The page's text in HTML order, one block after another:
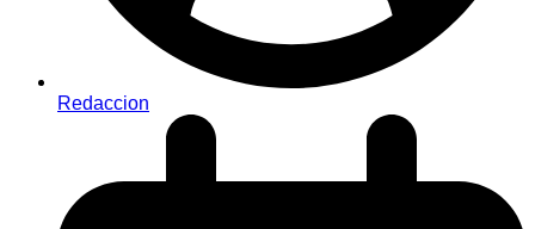
Redaccion